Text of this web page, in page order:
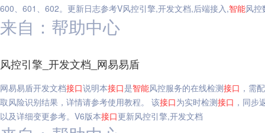
600、601、602。更新日志参考V风控引擎,开发文档,后端接入,智能风
来自：帮助中心
风控引擎_开发文档_网易易盾
网易易盾开发文档接口说明本接口是智能风控服务的在线检测接口 ，需
取风险识别结果，详情请参考使用教程。 该接口为实时检测接口 ，同步
以及详细变更参考。V6版本接口更新风控引擎,开发文档